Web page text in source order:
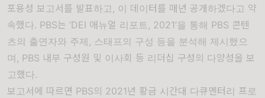
포용성 보고서를 발표하고 , 이 데이터를 매년 공개하겠다고 약
속했다. PBS는 ‘DEI 애뉴얼 리포트, 2021’을 통해 PBS 콘텐
츠의 출연자와 주제 , 스태프의 구성 등을 분석해 제시했으
며 , PBS 내부 구성원 및 이사회 등 리더십 구성의 다양성을 보
고했다.
보고서에 따르면 PBS의 2021 년 황금 시간대 다큐멘터리 프로